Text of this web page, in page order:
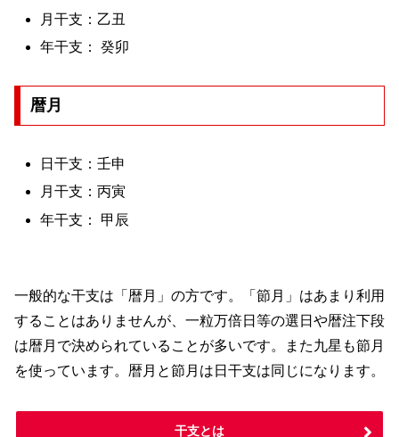
月干支：乙丑
年干支： 癸卯
暦月
日干支：壬申
月干支：丙寅
年干支： 甲辰
一般的な干支は「暦月」の方です。「節月」はあまり利用
することはありませんが、一粒万倍日等の選日や暦注下段
は暦月で決められていることが多いです。また九星も節月
を使っています。暦月と節月は日干支は同じになります。
干支とは